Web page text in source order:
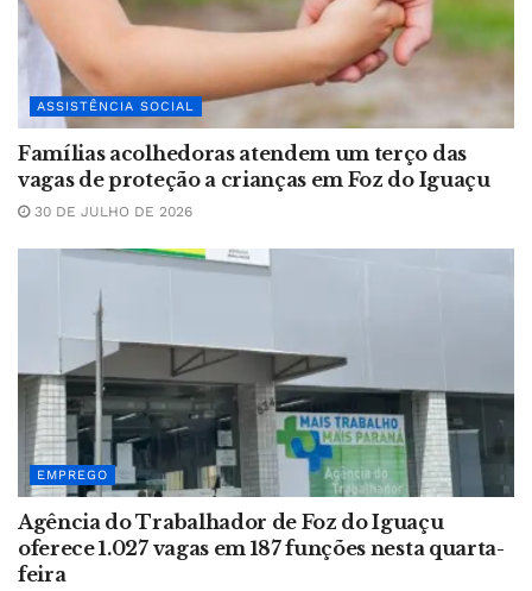
ASSISTÊNCIA SOCIAL
Famílias acolhedoras atendem um terço das
vagas de proteção a crianças em Foz do Iguaçu
30 DE JULHO DE 2026
EMPREGO
Agência do Trabalhador de Foz do Iguaçu
oferece 1.027 vagas em 187 funções nesta quarta-
feira